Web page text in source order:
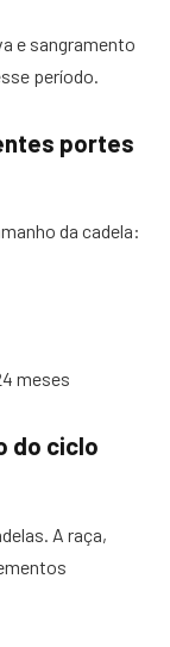
e sangramento
período.
portes
da cadela:
meses
do ciclo
A raça,